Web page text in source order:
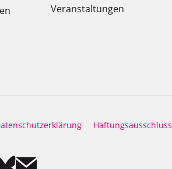
Veranstaltungen
Haftungsausschluss